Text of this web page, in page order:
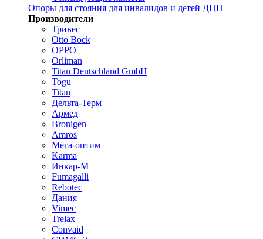
Опоры для стояния для инвалидов и детей ДЦП
Производители
Тривес
Otto Bock
OPPO
Orliman
Titan Deutschland GmbH
Togu
Titan
Дельта-Терм
Армед
Bronigen
Amros
Мега-оптим
Karma
Инкар-М
Fumagalli
Rebotec
Дания
Vimec
Trelax
Convaid